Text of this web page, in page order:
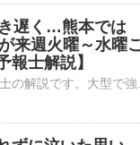
遅く…熊本では
来週火曜～水曜
報士解説】